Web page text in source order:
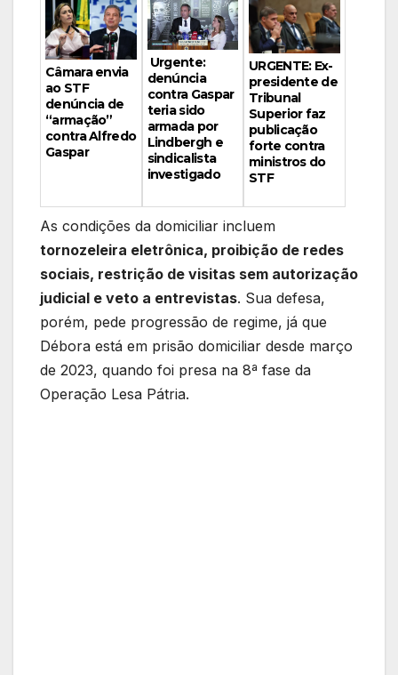
Câmara envia
ao STF
denúncia de
“armação”
contra Alfredo
Gaspar
Urgente:
denúncia
contra Gaspar
teria sido
armada por
Lindbergh e
sindicalista
investigado
URGENTE: Ex-
presidente de
Tribunal
Superior faz
publicação
forte contra
ministros do
STF
As condições da domiciliar incluem
tornozeleira eletrônica, proibição de redes
sociais, restrição de visitas sem autorização
judicial e veto a entrevistas. Sua defesa,
porém, pede progressão de regime, já que
Débora está em prisão domiciliar desde março
de 2023, quando foi presa na 8ª fase da
Operação Lesa Pátria.